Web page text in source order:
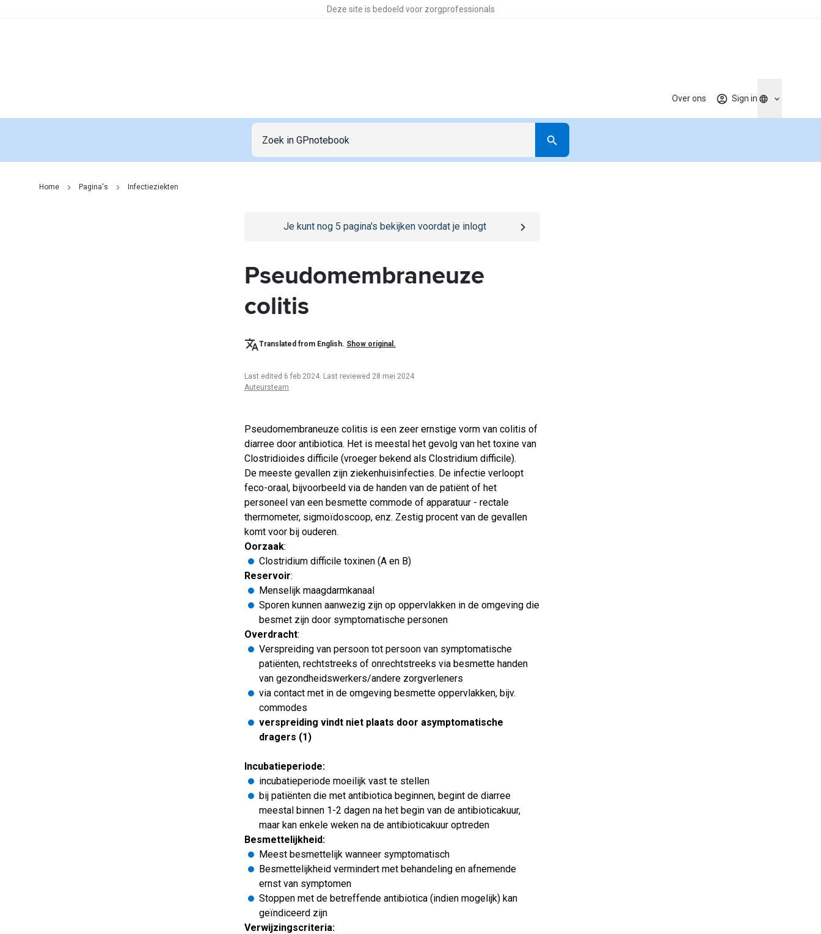
Deze site is bedoeld voor zorgprofessionals
Over ons Sign in
Home Pagina's Infectieziekten
/sign-inpage
Je kunt nog 5 pagina's bekijken voordat je inlogt
Pseudomembraneuze
colitis
Translated from English. Show original.
Last edited 6 feb 2024. Last reviewed 28 mei 2024
Auteursteam
Pseudomembraneuze colitis is een zeer ernstige vorm van colitis of
diarree door antibiotica. Het is meestal het gevolg van het toxine van
Clostridioides difficile (vroeger bekend als Clostridium difficile).
De meeste gevallen zijn ziekenhuisinfecties. De infectie verloopt
feco-oraal, bijvoorbeeld via de handen van de patiënt of het
personeel van een besmette commode of apparatuur - rectale
thermometer, sigmoïdoscoop, enz. Zestig procent van de gevallen
komt voor bij ouderen.
Oorzaak:
Clostridium difficile toxinen (A en B)
Reservoir:
Menselijk maagdarmkanaal
Sporen kunnen aanwezig zijn op oppervlakken in de omgeving die
besmet zijn door symptomatische personen
Overdracht:
Verspreiding van persoon tot persoon van symptomatische
patiënten, rechtstreeks of onrechtstreeks via besmette handen
van gezondheidswerkers/andere zorgverleners
via contact met in de omgeving besmette oppervlakken, bijv.
commodes
verspreiding vindt niet plaats door asymptomatische
dragers (1)
Incubatieperiode:
incubatieperiode moeilijk vast te stellen
bij patiënten die met antibiotica beginnen, begint de diarree
meestal binnen 1-2 dagen na het begin van de antibioticakuur,
maar kan enkele weken na de antibioticakuur optreden
Besmettelijkheid:
Meest besmettelijk wanneer symptomatisch
Besmettelijkheid vermindert met behandeling en afnemende
ernst van symptomen
Stoppen met de betreffende antibiotica (indien mogelijk) kan
geïndiceerd zijn
Verwijzingscriteria: